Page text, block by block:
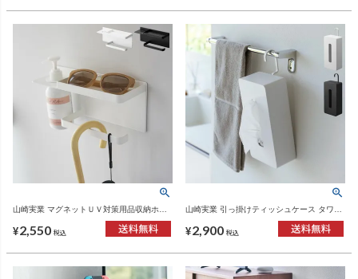
山崎実業 マグネットＵＶ対策用品収納ホル
ズ
¥2,550 税込
山崎実業 引っ掛けティッシュケース タワー
¥2,900 税込